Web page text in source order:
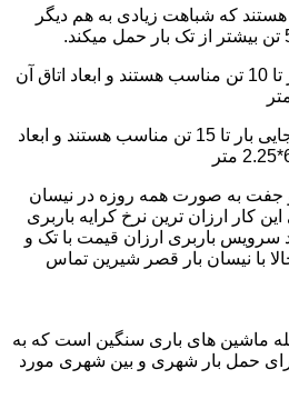
که شباهت زیادی به هم دیگر
6 چرخ ها برای جابه جایی بار تا 10 تن مناسب هستند و ابعاد اتاق آن
همان 10 چرخ ها برای جابه جایی بار تا 15 تن مناسب هستند و ابعاد
و جفت به صورت همه روزه در نیسان
کار ارزان ترین نرخ کرایه باربری
سرویس باربری ارزان قیمت با تک و
با نیسان بار قصر شیرین تماس
18 چرخ از جمله ماشین های باری سنگین است که به
حمل بار شهری و بین شهری مورد